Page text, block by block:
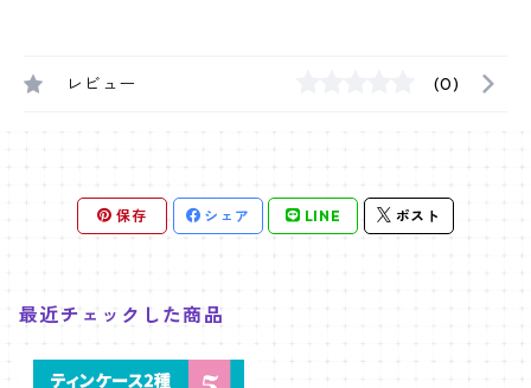
レビュー (0)
保存 シェア LINE ポスト
最近チェックした商品